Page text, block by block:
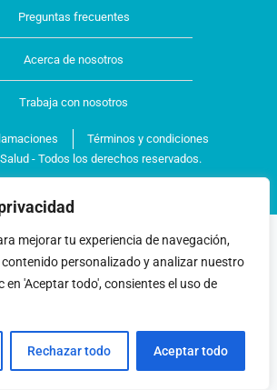
mejorar tu experiencia de navegación,
personalizado y analizar nuestro
en 'Aceptar todo', consientes el uso de
Rechazar todo Aceptar todo
Preguntas frecuentes
Acerca de nosotros
Trabaja con nosotros
Términos y condiciones
- Todos los derechos reservados.